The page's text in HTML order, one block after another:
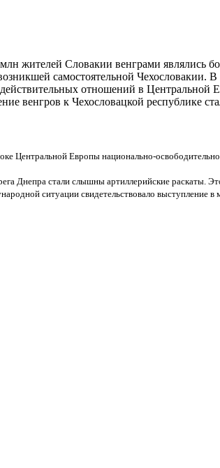
жителей Словакии венграми являлись
самостоятельной Чехословакии. В
отношений в
венгров к Чехословацкой республике
Центральной Европы национально-
Днепра стали слышны артиллерийские раскаты.
ситуации свидетельствовало выступление в